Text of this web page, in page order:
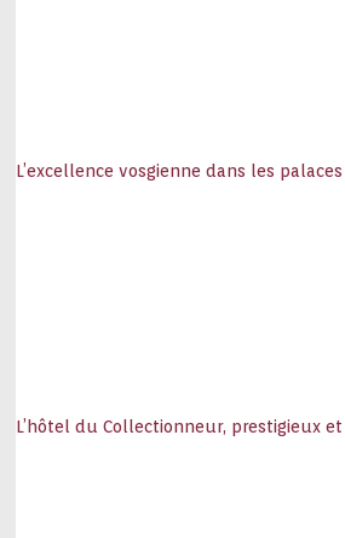
L’excellence vosgienne dans les
L’hôtel du Collectionneur, prestigieux